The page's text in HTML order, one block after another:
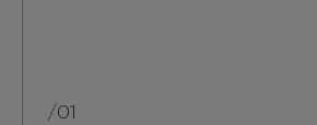
/01